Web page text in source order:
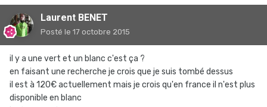
Laurent BENET
Posté le 17 octobre 2015
il y a une vert et un blanc c'est ça ?
en faisant une recherche je crois que je suis tombé dessus
il est à 120€ actuellement mais je crois qu'en france il n'est plus
disponible en blanc